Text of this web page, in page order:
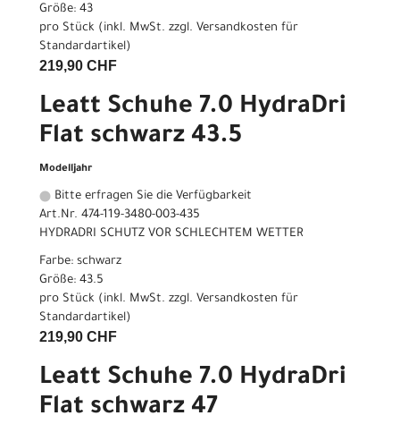
Größe: 43
pro Stück (inkl. MwSt. zzgl. Versandkosten für
Standardartikel)
219,90 CHF
Leatt Schuhe 7.0 HydraDri
Flat schwarz 43.5
Modelljahr
Bitte erfragen Sie die Verfügbarkeit
Art.Nr. 474-119-3480-003-435
HYDRADRI SCHUTZ VOR SCHLECHTEM WETTER
Farbe: schwarz
Größe: 43.5
pro Stück (inkl. MwSt. zzgl. Versandkosten für
Standardartikel)
219,90 CHF
Leatt Schuhe 7.0 HydraDri
Flat schwarz 47